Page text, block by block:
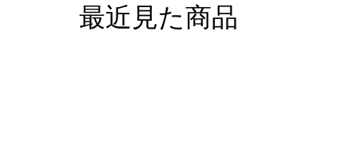
最近見た商品